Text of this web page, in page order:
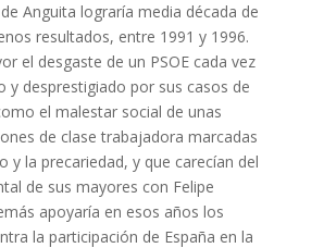
Anguita lograría media década de
resultados, entre 1991 y 1996.
el desgaste de un PSOE cada vez
y desprestigiado por sus casos de
el malestar social de unas
de clase trabajadora marcadas
y la precariedad, y que carecían del
de sus mayores con Felipe
apoyaría en esos años los
la participación de España en la